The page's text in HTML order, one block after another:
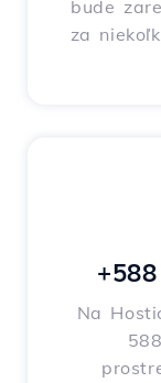
bude
za
Na